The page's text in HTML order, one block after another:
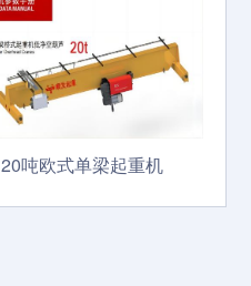
20吨欧式单梁起重机